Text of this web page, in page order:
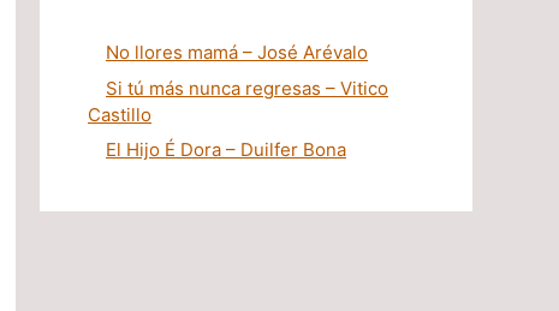
No llores mamá – José Arévalo
Si tú más nunca regresas – Vitico
Castillo
El Hijo É Dora – Duilfer Bona